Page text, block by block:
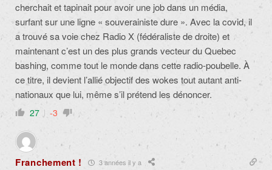
cherchait et tapinait pour avoir une job dans un média,
surfant sur une ligne « souverainiste dure ». Avec la covid, il
a trouvé sa voie chez Radio X (fédéraliste de droite) et
maintenant c’est un des plus grands vecteur du Quebec
bashing, comme tout le monde dans cette radio-poubelle. À
ce titre, il devient l’allié objectif des wokes tout autant anti-
nationaux que lui, même s’il prétend les dénoncer.
27 -3
Franchement ! 3 années il y a